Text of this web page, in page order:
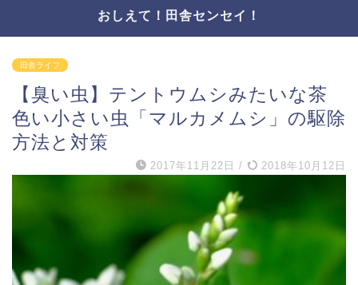
おしえて！田舎センセイ！
田舎ライフ
【臭い虫】テントウムシみたいな茶
色い小さい虫「マルカメムシ」の駆除
方法と対策
2017年11月22日 / 2018年10月12日